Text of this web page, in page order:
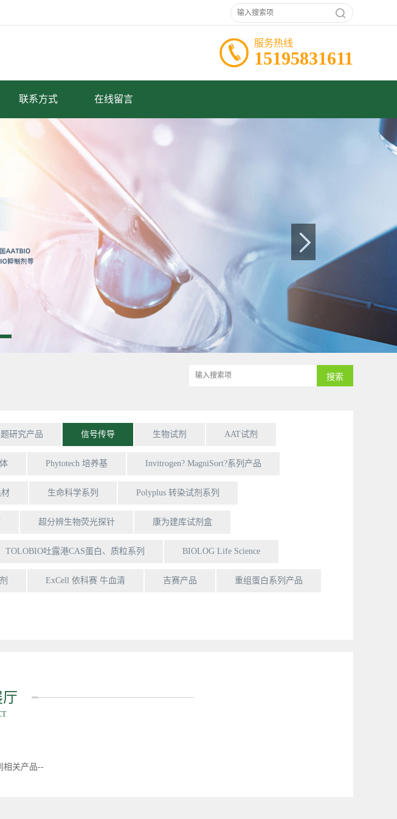
服务热线
15195831611
联系方式 在线留言
研究产品 信号传导 生物试剂 AAT试剂
Phytotech 培养基 Invitrogen? MagniSort?系列产品
生命科学系列 Polyplus 转染试剂系列
超分辨生物荧光探针 康为建库试剂盒
TOLOBIO吐露港CAS蛋白、质粒系列 BIOLOG Life Science
ExCell 依科赛 牛血清 吉赛产品 重组蛋白系列产品
相关产品--